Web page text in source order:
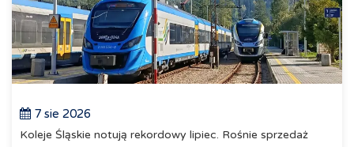
7 sie 2026
Koleje Śląskie notują rekordowy lipiec. Rośnie sprzedaż